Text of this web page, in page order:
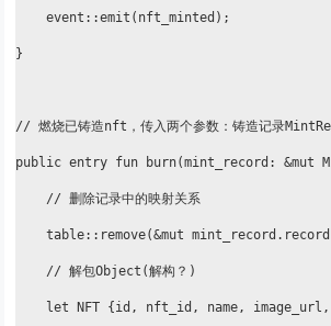
    event::emit(nft_minted);
}
// 燃烧已铸造nft，传入两个参数：铸造记录
public entry fun burn(mint_record: &mut
    // 删除记录中的映射关系
table::remove(&mut
    // 解包Object(解构？)
let NFT {id, nft_id, name,